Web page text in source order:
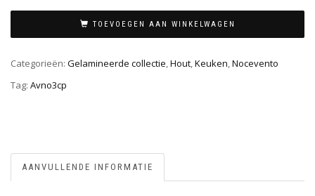
TOEVOEGEN AAN WINKELWAGEN
Categorieën: Gelamineerde collectie,Hout,Keuken,Nocevento
Tag: Avno3cp
AANVULLENDE INFORMATIE